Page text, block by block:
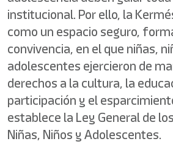
institucional. Por ello, la
como un espacio seguro,
convivencia, en el que niñas,
adolescentes ejercieron de
derechos a la cultura, la
participación y el
establece la Ley General de
Niñas, Niños y Adolescentes.